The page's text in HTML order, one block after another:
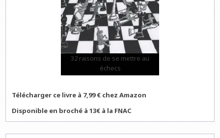
32 raisons de se mettre au
échecs
Télécharger ce livre à 7,99 € chez Amazon
Disponible en broché à 13€ à la FNAC